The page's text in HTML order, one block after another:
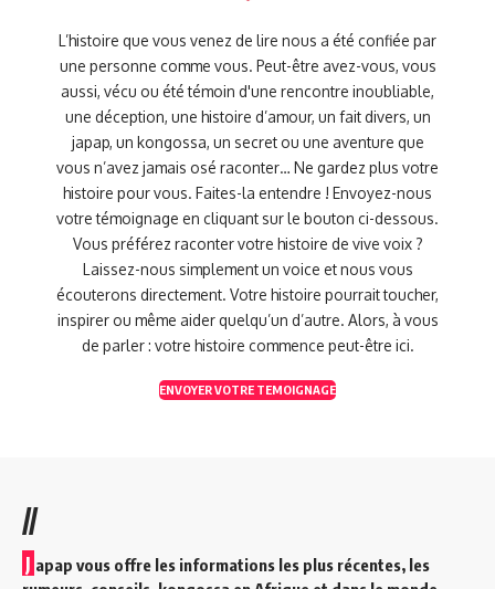
L’histoire que vous venez de lire nous a été confiée par
une personne comme vous. Peut-être avez-vous, vous
aussi, vécu ou été témoin d'une rencontre inoubliable,
une déception, une histoire d’amour, un fait divers, un
japap, un kongossa, un secret ou une aventure que
vous n’avez jamais osé raconter… Ne gardez plus votre
histoire pour vous. Faites-la entendre ! Envoyez-nous
votre témoignage en cliquant sur le bouton ci-dessous.
Vous préférez raconter votre histoire de vive voix ?
Laissez-nous simplement un voice et nous vous
écouterons directement. Votre histoire pourrait toucher,
inspirer ou même aider quelqu’un d’autre. Alors, à vous
de parler : votre histoire commence peut-être ici.
ENVOYER VOTRE TEMOIGNAGE
//
J apap vous offre les informations les plus récentes, les